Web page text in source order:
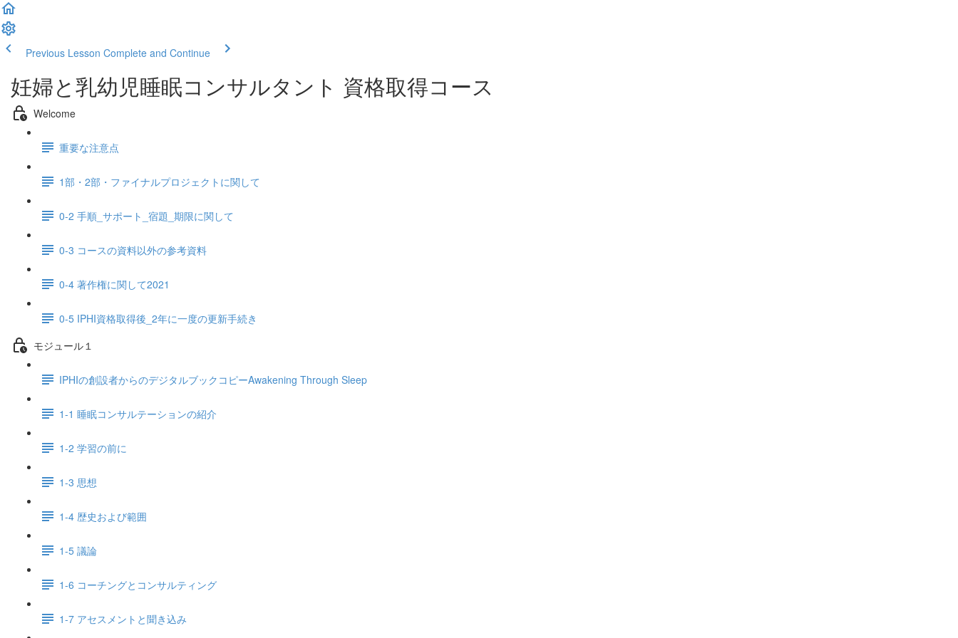
Previous Lesson Complete and Continue
妊婦と乳幼児睡眠コンサルタント 資格取得コース
Welcome
重要な注意点
1部・2部・ファイナルプロジェクトに関して
0-2 手順_サポート_宿題_期限に関して
0-3 コースの資料以外の参考資料
0-4 著作権に関して2021
0-5 IPHI資格取得後_2年に一度の更新手続き
モジュール１
IPHIの創設者からのデジタルブックコピーAwakening Through Sleep
1-1 睡眠コンサルテーションの紹介
1-2 学習の前に
1-3 思想
1-4 歴史および範囲
1-5 議論
1-6 コーチングとコンサルティング
1-7 アセスメントと聞き込み